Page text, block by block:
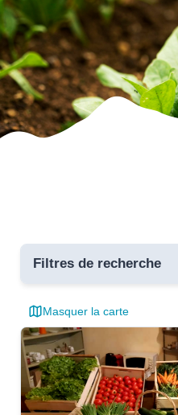
Filtres de recherche
Toutes les communes
critères
Masquer la carte